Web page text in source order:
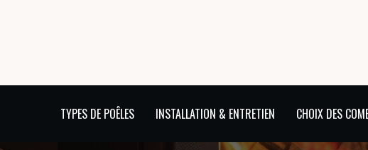
TYPES DE POÊLES INSTALLATION & ENTRETIEN CHOIX DES